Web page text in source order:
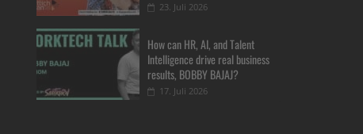
23. Juli 2026
How can HR, AI, and Talent
Intelligence drive real business
results, BOBBY BAJAJ?
17. Juli 2026